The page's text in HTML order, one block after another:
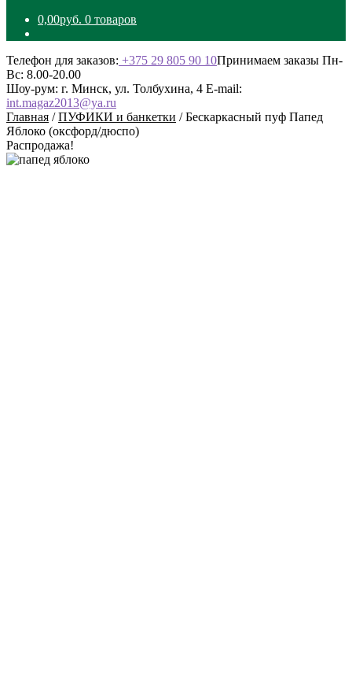
0,00руб. 0 товаров
Телефон для заказов: +375 29 805 90 10Принимаем заказы Пн-
Вс: 8.00-20.00
Шоу-рум: г. Минск, ул. Толбухина, 4 E-mail:
int.magaz2013@ya.ru
Главная /ПУФИКИ и банкетки /Бескаркасный пуф Папед
Яблоко (оксфорд/дюспо)
Распродажа!